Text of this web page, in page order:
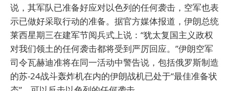
说，其军队已准备好应对以色列的任何袭击，空军也表
示已做好采取行动的准备。据官方媒体报道，伊朗总统
莱西星期三在建军节阅兵式上说：“犹太复国主义政权
对我们领土的任何袭击都将受到严厉回应。”伊朗空军
司令瓦赫迪准将在同一活动中警告说，包括俄罗斯制造
的苏-24战斗轰炸机在内的伊朗战机已处于“最佳准备状